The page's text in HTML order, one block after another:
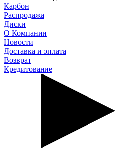
Карбон
Распродажа
Диски
О Компании
Новости
Доставка и оплата
Возврат
Кредитование